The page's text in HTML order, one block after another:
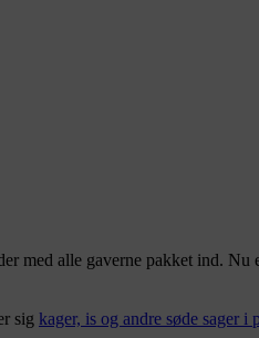
med alle gaverne pakket ind.
sig kager, is og andre søde sager i